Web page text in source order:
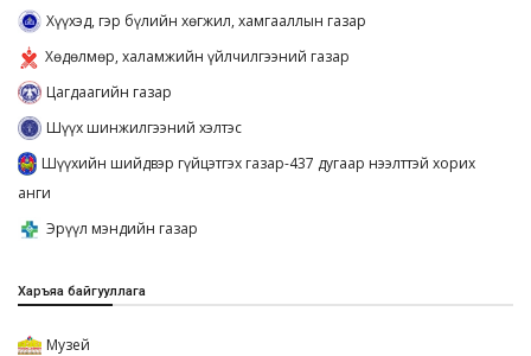
Хүүхэд, гэр бүлийн хөгжил, хамгааллын газар
Хөдөлмөр, халамжийн үйлчилгээний газар
Цагдаагийн газар
Шүүх шинжилгээний хэлтэс
Шүүхийн шийдвэр гүйцэтгэх газар-437 дугаар нээлттэй хорих
анги
Эрүүл мэндийн газар
Харъяа байгууллага
Музей